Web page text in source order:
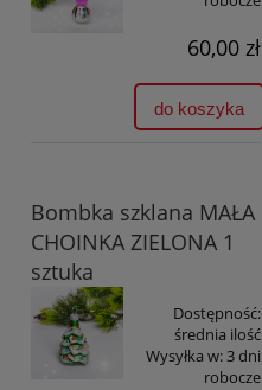
60,00 zł
do koszyka
Bombka szklana MAŁA
CHOINKA ZIELONA 1
sztuka
Dostępność:
średnia ilość
Wysyłka w:3 dni
robocze